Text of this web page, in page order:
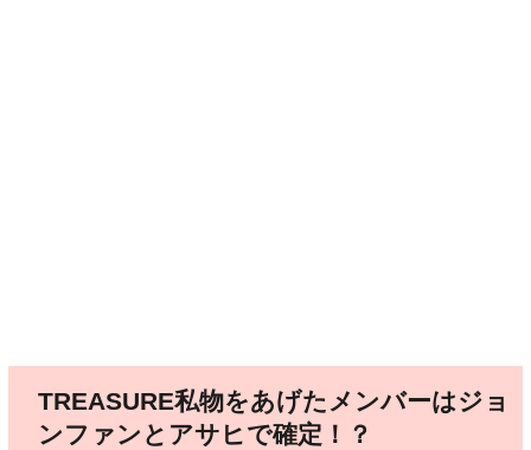
TREASURE私物をあげたメンバーはジョ
ンファンとアサヒで確定！？